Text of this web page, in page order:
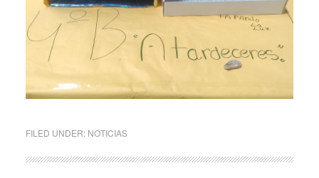
FILED UNDER: NOTICIAS